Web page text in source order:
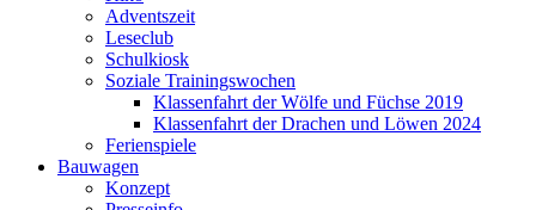
Adventszeit
Leseclub
Schulkiosk
Soziale Trainingswochen
Klassenfahrt der Wölfe und Füchse 2019
Klassenfahrt der Drachen und Löwen 2024
Ferienspiele
Bauwagen
Konzept